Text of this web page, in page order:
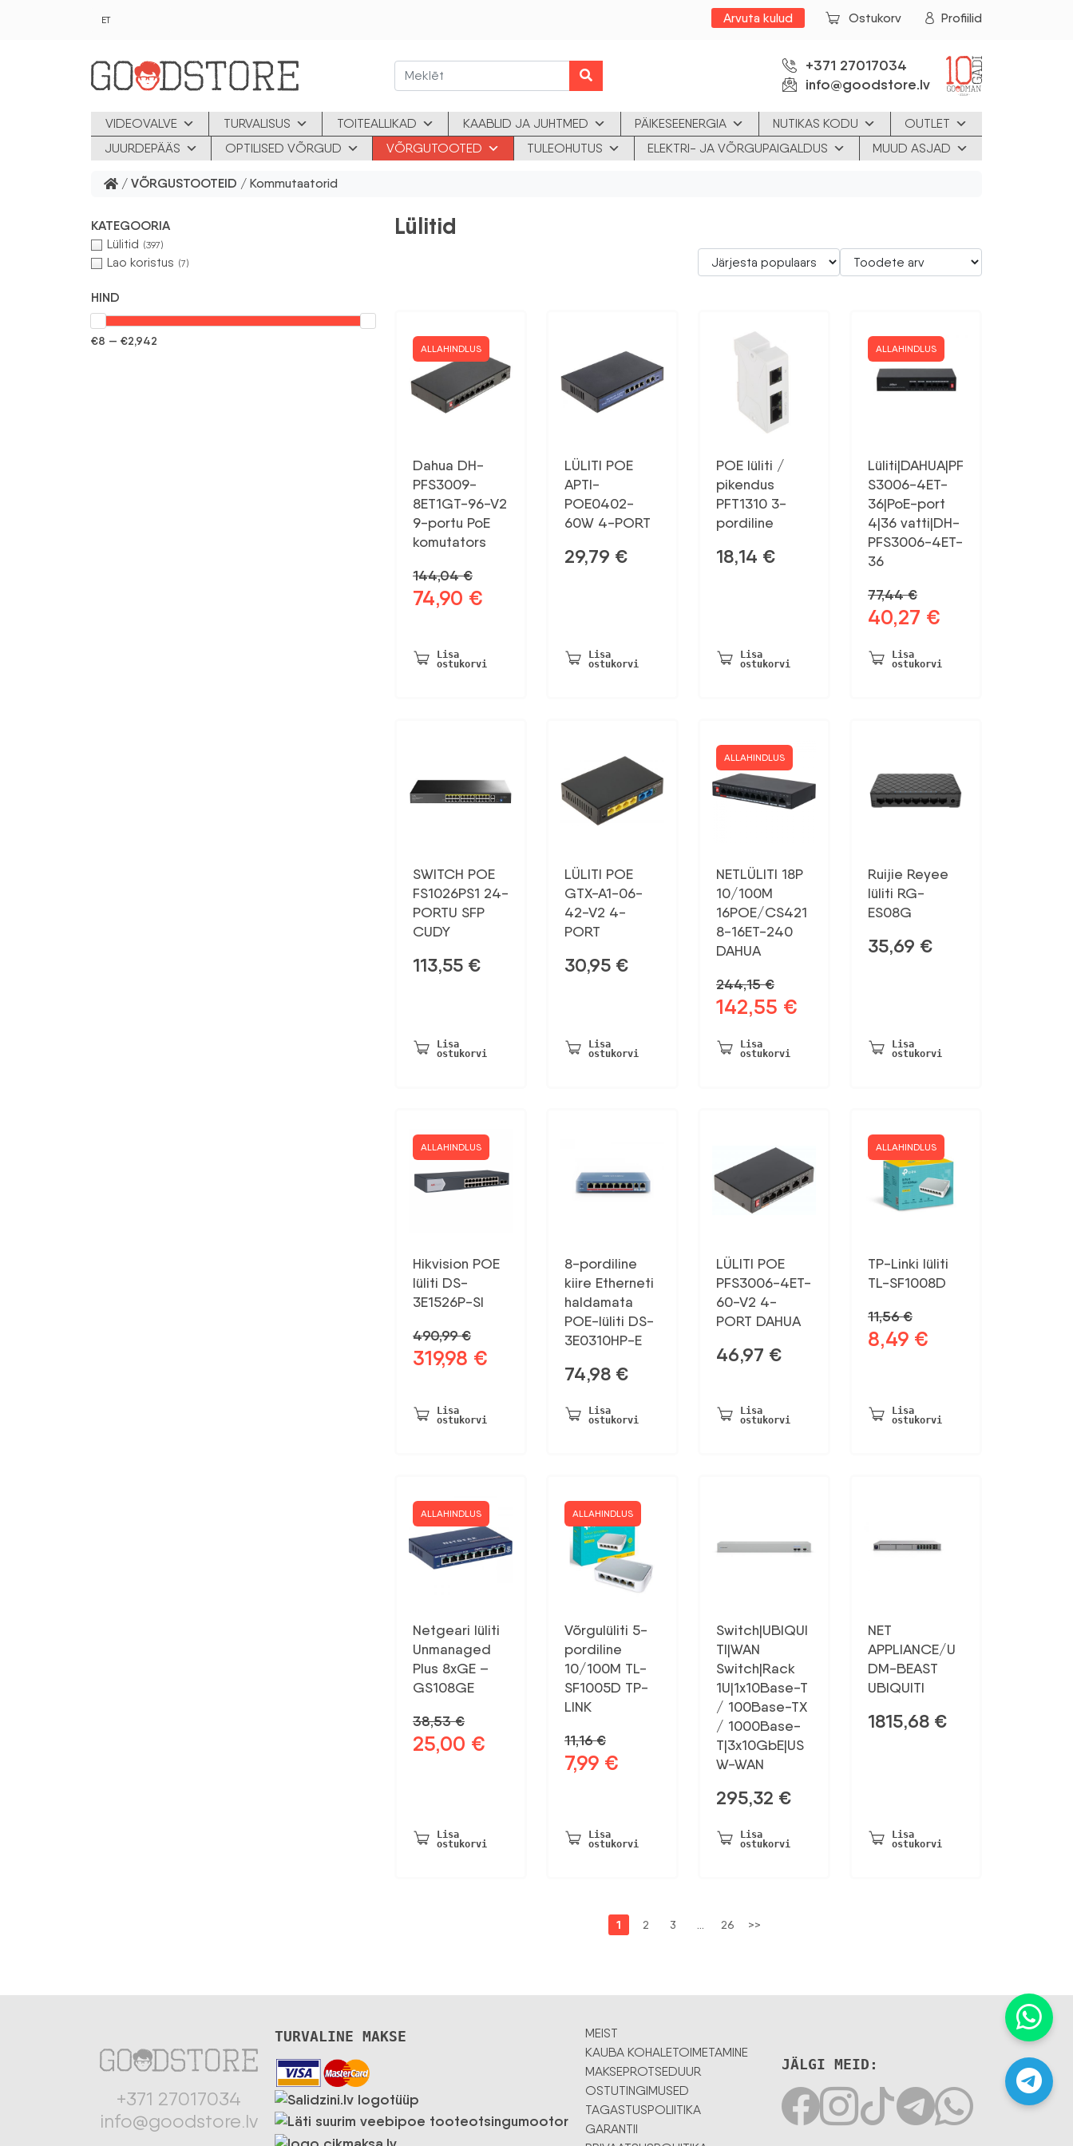
ET Arvuta kulud Ostukorv Profiilid
+371 27017034
info@goodstore.lv
VIDEOVALVE TURVALISUS TOITEALLIKAD KAABLID JA JUHTMED PÄIKESEENERGIA NUTIKAS KODU
OUTLET
JUURDEPÄÄS
OPTILISED VÕRGUD VÕRGUTOOTED TULEOHUTUS ELEKTRI- JA VÕRGUPAIGALDUS MUUD ASJAD
/ VÕRGUSTOOTEID / Kommutaatorid
KATEGOORIA
Lülitid (397)
Lao koristus (7)
HIND
€8 — €2,942
Lülitid
ALLAHINDLUS
Dahua DH-
PFS3009-
8ET1GT-96-V2
9-portu PoE
komutators
144,04€
Algne
144,04 €.
74,90 €
Lisa
ostukorvi
LÜLITI POE
APTI-
POE0402-
60W 4-PORT
29,79 €
Lisa
ostukorvi
POE lüliti /
pikendus
PFT1310 3-
pordiline
18,14 €
Lisa
ostukorvi
ALLAHINDLUS
Lüliti|DAHUA|PF
S3006-4ET-
36|PoE-port
4|36 vatti|DH-
PFS3006-4ET-
36
77,44€
Algne
oli:
77,44 €.
40,27 €
40,27 €.
Lisa
ostukorvi
SWITCH POE
FS1026PS1 24-
PORTU SFP
CUDY
113,55 €
Lisa
ostukorvi
LÜLITI POE
GTX-A1-06-
42-V2 4-
PORT
30,95 €
Lisa
ostukorvi
ALLAHINDLUS
NETLÜLITI 18P
10/100M
16POE/CS421
8-16ET-240
DAHUA
244,15€
Algne
oli:
244,15 €.
142,55 €
Lisa
ostukorvi
Ruijie Reyee
lüliti RG-
ES08G
35,69 €
Lisa
ostukorvi
ALLAHINDLUS
Hikvision POE
lüliti DS-
3E1526P-SI
490,99€
Algne
490,99 €.
319,98 €
Lisa
ostukorvi
8-pordiline
kiire Etherneti
haldamata
POE-lüliti DS-
3E0310HP-E
74,98 €
Lisa
ostukorvi
LÜLITI POE
PFS3006-4ET-
60-V2 4-
PORT DAHUA
46,97 €
Lisa
ostukorvi
ALLAHINDLUS
TP-Linki lüliti
TL-SF1008D
11,56€
Algne
8,49 €
Lisa
ostukorvi
ALLAHINDLUS
Netgeari lüliti
Unmanaged
Plus 8xGE –
GS108GE
38,53€
Algne
25,00 €
Lisa
ostukorvi
ALLAHINDLUS
Võrgulüliti 5-
pordiline
10/100M TL-
SF1005D TP-
LINK
11,16€
Algne
7,99 €
Lisa
ostukorvi
Switch|UBIQUI
TI|WAN
Switch|Rack
1U|1x10Base-T
/ 100Base-TX
/ 1000Base-
T|3x10GbE|US
W-WAN
295,32 €
Lisa
ostukorvi
NET
APPLIANCE/U
DM-BEAST
UBIQUITI
1815,68 €
Lisa
ostukorvi
1 2 3 … 26 >>
+371 27017034
info@goodstore.lv
TURVALINE MAKSE
MEIST
KAUBA KOHALETOIMETAMINE
MAKSEPROTSEDUUR
OSTUTINGIMUSED
TAGASTUSPOLIITIKA
GARANTII
JÄLGI MEID: